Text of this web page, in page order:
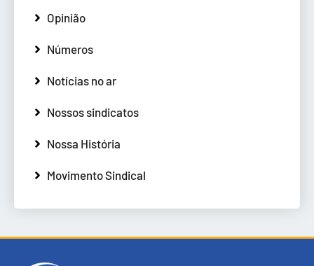
Opinião
Números
Notícias no ar
Nossos sindicatos
Nossa História
Movimento Sindical